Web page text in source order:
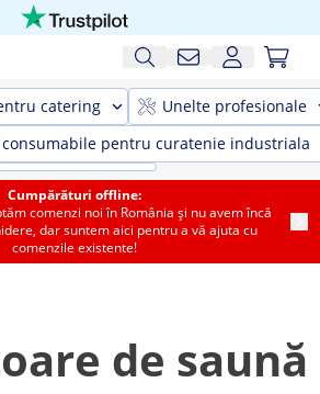
catering
Unelte profesionale
consumabile pentru curatenie industriala
Cumpărături offline:
comenzi noi în România și nu avem încă
dar suntem aici pentru a vă ajuta cu
comenzile existente!
de saună